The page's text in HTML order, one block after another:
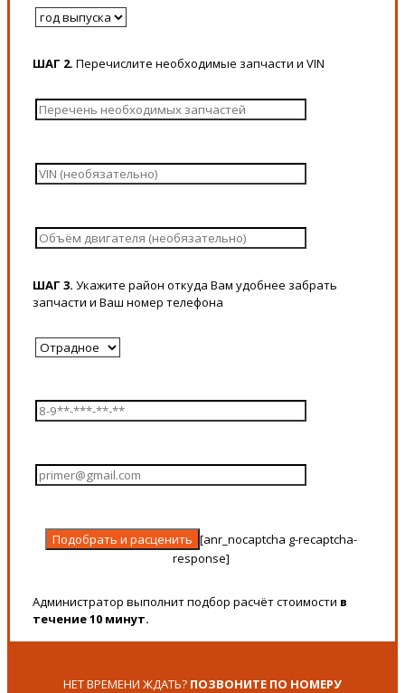
ШАГ 2. Перечислите необходимые запчасти и VIN
ШАГ 3. Укажите район откуда Вам удобнее забрать
запчасти и Ваш номер телефона
[anr_nocaptcha g-recaptcha-
response]
Администратор выполнит подбор расчёт стоимости в
течение 10 минут.
НЕТ ВРЕМЕНИ ЖДАТЬ? ПОЗВОНИТЕ ПО НОМЕРУ